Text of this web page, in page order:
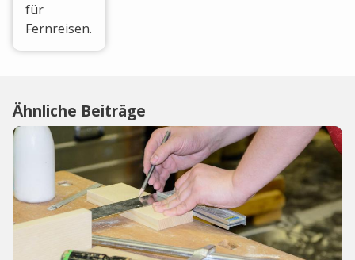
für
Fernreisen.
Ähnliche Beiträge